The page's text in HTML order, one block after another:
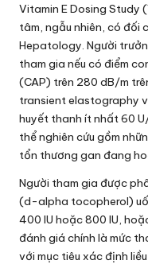
Vitamin E Dosing Study
tâm, ngẫu nhiên, có đối
Hepatology. Người
tham gia nếu có điểm
(CAP) trên 280 dB/m
transient elastography
huyết thanh ít nhất 60
thể nghiên cứu gồm
tổn thương gan đang
Người tham gia được
(d-alpha tocopherol)
400 IU hoặc 800 IU,
đánh giá chính là mức
với mục tiêu xác định